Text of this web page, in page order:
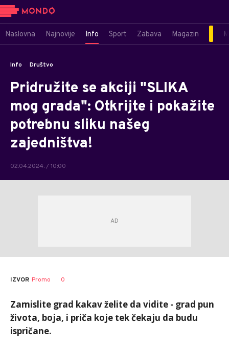
Naslovna Najnovije Info Sport Zabava Magazin
Info Društvo
Pridružite se akciji "SLIKA
mog grada": Otkrijte i pokažite
potrebnu sliku našeg
zajedništva!
02.04.2024. / 10:00
IZVOR Promo 0
Zamislite grad kakav želite da vidite - grad pun
života, boja, i priča koje tek čekaju da budu
ispričane.